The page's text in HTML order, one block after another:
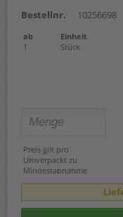
Bestellnr.
10256698
ab Einheit
1
Stück
Preis gilt pro
Umverpackt zu
Mindestabnahme